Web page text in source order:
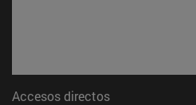
Accesos directos